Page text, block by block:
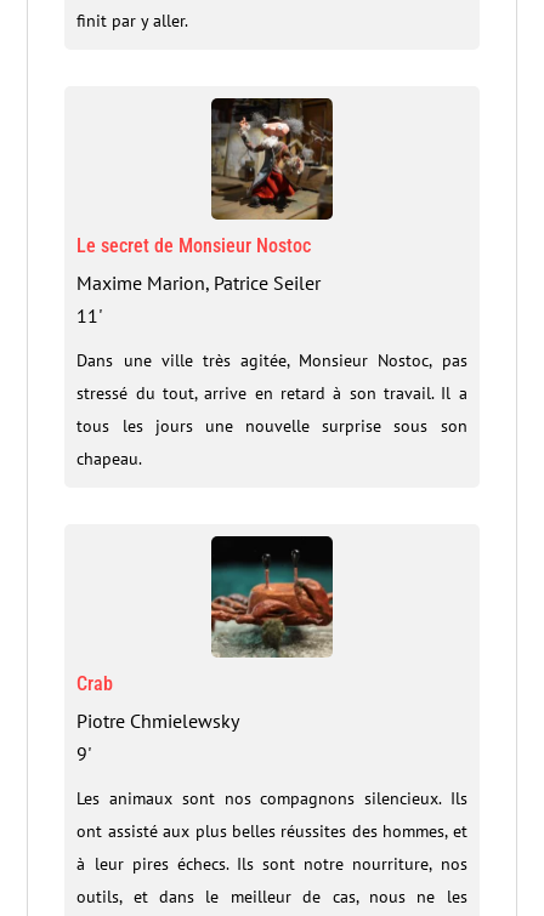
finit par y aller.
Le secret de Monsieur Nostoc
Maxime Marion, Patrice Seiler
11'
Dans une ville très agitée, Monsieur Nostoc, pas
stressé du tout, arrive en retard à son travail. Il a
tous les jours une nouvelle surprise sous son
chapeau.
Crab
Piotre Chmielewsky
9'
Les animaux sont nos compagnons silencieux. Ils
ont assisté aux plus belles réussites des hommes, et
à leur pires échecs. Ils sont notre nourriture, nos
outils, et dans le meilleur de cas, nous ne les